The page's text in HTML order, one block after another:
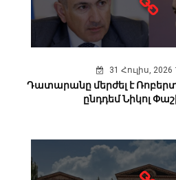
31 Հուլիս, 2026
Դատարանը մերժել է
ընդդեմ Նիկոլ